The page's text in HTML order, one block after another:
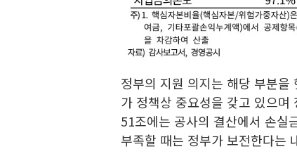
정부의 지원 의지는 해당 부분
가 정책상 중요성을 갖고 있으
51조에는 공사의 결산에서 손실
부족할 때는 정부가 보전한다는